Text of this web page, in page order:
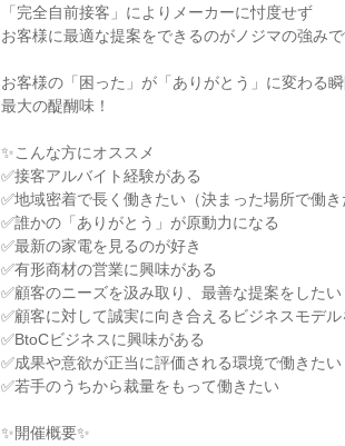
「完全自前接客」によりメーカーに忖度せず
お客様に最適な提案をできるのがノジマの強み
お客様の「困った」が「ありがとう」に変わる
最大の醍醐味！
✨こんな方にオススメ
✅接客アルバイト経験がある
✅地域密着で長く働きたい（決まった場所で働き
✅誰かの「ありがとう」が原動力になる
✅最新の家電を見るのが好き
✅有形商材の営業に興味がある
✅顧客のニーズを汲み取り、最善な提案をしたい
✅顧客に対して誠実に向き合えるビジネスモデ
✅BtoCビジネスに興味がある
✅成果や意欲が正当に評価される環境で働きたい
✅若手のうちから裁量をもって働きたい
✨開催概要✨